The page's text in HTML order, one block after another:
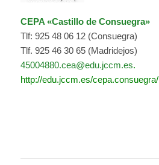
CEPA «Castillo de Consuegra»
Tlf: 925 48 06 12 (Consuegra)
Tlf. 925 46 30 65 (Madridejos)
45004880.cea@edu.jccm.es.
http://edu.jccm.es/cepa.consuegra/